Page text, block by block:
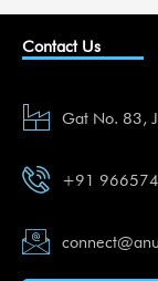
Contact Us
Gat No. 83,
+91